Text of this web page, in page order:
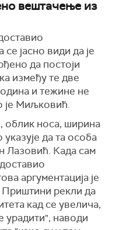
вештачење из
јасно види да је
да постоји
између те две
и тежине не
је Миљковић.
облик носа, ширина
да та особа
Лазовић. Када сам
аргументација је
Приштини рекли да
кад се увелича,
урадити", наводи